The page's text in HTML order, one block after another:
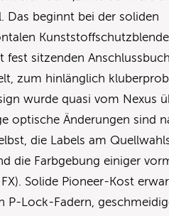
Das beginnt bei der soliden
sitzenden
zum hinlänglich
wurde quasi vom Nexus
optische Änderungen sind
die Labels am
die Farbgebung einiger
Solide Pioneer-Kost
P-Lock-Fadern,